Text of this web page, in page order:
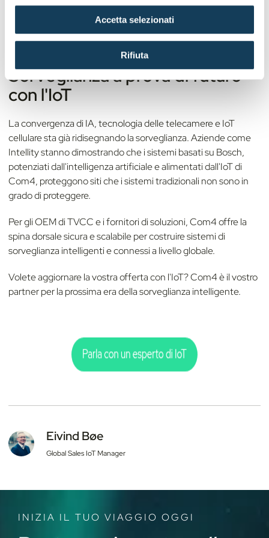
o
Accetta selezionati
Rifiuta
Sorveglianza a prova di futuro
con l'IoT
La convergenza di IA, tecnologia delle telecamere e IoT
cellulare sta già ridisegnando la sorveglianza. Aziende come
Intellity stanno dimostrando che i sistemi basati su Bosch,
potenziati dall'intelligenza artificiale e alimentati dall'IoT di
Com4, proteggono siti che i sistemi tradizionali non sono in
grado di proteggere.
Per gli OEM di TVCC e i fornitori di soluzioni, Com4 offre la
spina dorsale sicura e scalabile per costruire sistemi di
sorveglianza intelligenti e connessi a livello globale.
Volete aggiornare la vostra offerta con l'IoT? Com4 è il vostro
partner per la prossima era della sorveglianza intelligente.
Eivind Bøe
Global Sales IoT Manager
INIZIA IL TUO VIAGGIO OGGI